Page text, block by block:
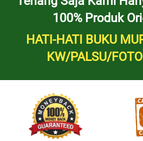
100% Produk
HATI-HATI BUKU
KW/PALSU/